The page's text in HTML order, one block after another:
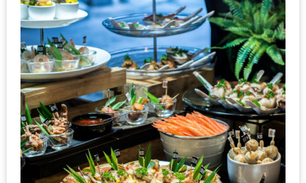
เด็ด
ที่
AIKO
(THE
UP,
RAMA
3)
อาหาร